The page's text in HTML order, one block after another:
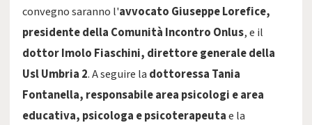
convegno saranno l'avvocato Giuseppe Lorefice,
presidente della Comunità Incontro Onlus, e il
dottor Imolo Fiaschini, direttore generale della
Usl Umbria 2. A seguire la dottoressa Tania
Fontanella, responsabile area psicologi e area
educativa, psicologa e psicoterapeutae la